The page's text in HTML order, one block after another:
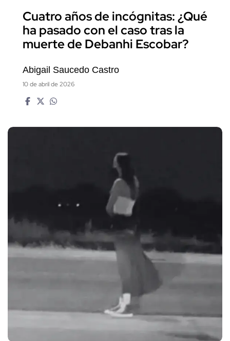
Cuatro años de incógnitas: ¿Qué
ha pasado con el caso tras la
muerte de Debanhi Escobar?
Abigail Saucedo Castro
10 de abril de 2026